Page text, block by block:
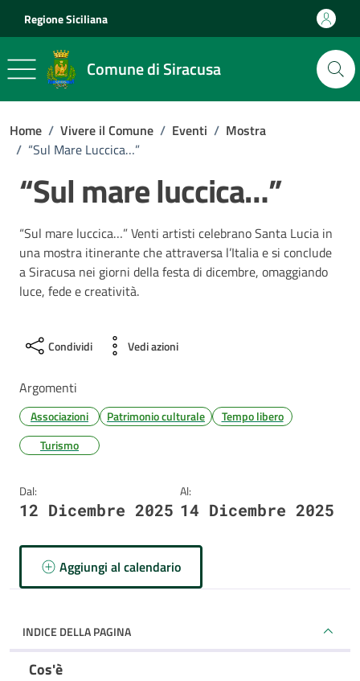
Regione Siciliana
Comune di Siracusa
Home / Vivere il Comune / Eventi / Mostra
/ “Sul Mare Luccica…”
“Sul mare luccica…”
“Sul mare luccica…” Venti artisti celebrano Santa Lucia in
una mostra itinerante che attraversa l’Italia e si conclude
a Siracusa nei giorni della festa di dicembre, omaggiando
luce, fede e creatività.
Condividi Vedi azioni
Argomenti
Associazioni Patrimonio culturale
Tempo libero
Turismo
Dal:
12 Dicembre 2025
Al:
14 Dicembre 2025
Aggiungi al calendario
INDICE DELLA PAGINA
Cos'è